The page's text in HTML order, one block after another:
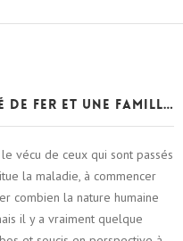
Erik Kudelka : Une volonté de fer et une famille en or
vécu de ceux qui sont passés
la maladie, à commencer
combien la nature humaine
il y a vraiment quelque